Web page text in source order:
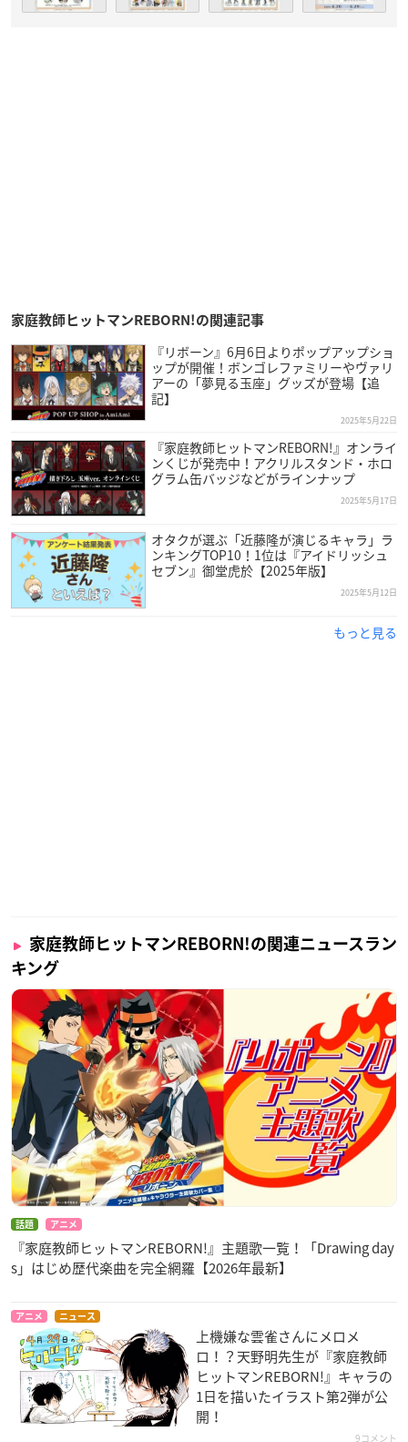
家庭教師ヒットマンREBORN!の関連記事
『リボーン』6月6日よりポップアップショ
ップが開催！ボンゴレファミリーやヴァリ
アーの「夢見る玉座」グッズが登場【追
記】
2025年5月22日
『家庭教師ヒットマンREBORN!』オンライ
ンくじが発売中！アクリルスタンド・ホロ
グラム缶バッジなどがラインナップ
2025年5月17日
オタクが選ぶ「近藤隆が演じるキャラ」ラ
ンキングTOP10！1位は『アイドリッシュ
セブン』御堂虎於【2025年版】
2025年5月12日
もっと見る
家庭教師ヒットマンREBORN!の関連ニュースラン
キング
話題 アニメ
『家庭教師ヒットマンREBORN!』主題歌一覧！「Drawing day
s」はじめ歴代楽曲を完全網羅【2026年最新】
アニメ ニュース
上機嫌な雲雀さんにメロメ
ロ！？天野明先生​が『家庭教師
ヒットマンREBORN!』キャラの
1日を描いたイラスト第2弾が公
開！
9コメント